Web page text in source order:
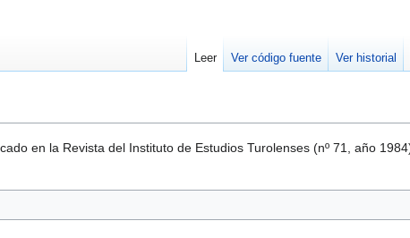
en la Revista del Instituto de Estudios Turolenses (nº 71, año
Leer Ver código fuente Ver historial